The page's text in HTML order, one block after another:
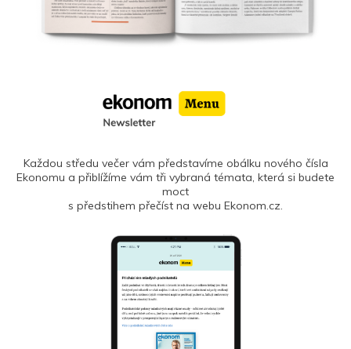
Každou středu večer vám představíme obálku nového čísla
Ekonomu a přiblížíme vám tři vybraná témata, která si budete
moct
s předstihem přečíst na webu Ekonom.cz.